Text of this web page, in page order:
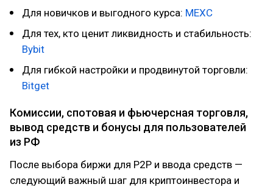
Для новичков и выгодного курса: MEXC
Для тех, кто ценит ликвидность и стабильность:
Bybit
Для гибкой настройки и продвинутой торговли:
Bitget
Комиссии, спотовая и фьючерсная торговля,
вывод средств и бонусы для пользователей
из РФ
После выбора биржи для P2P и ввода средств —
следующий важный шаг для криптоинвестора и